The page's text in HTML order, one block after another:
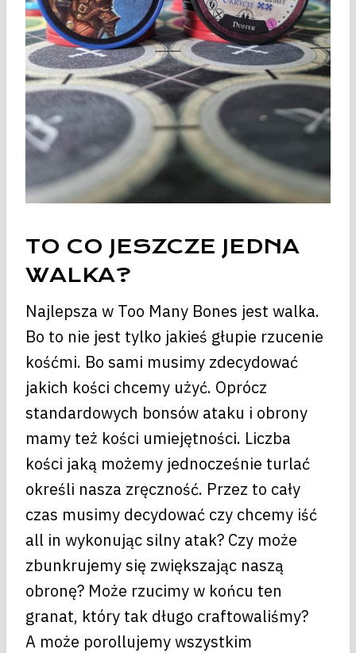
TO CO JESZCZE JEDNA
WALKA?
Najlepsza w Too Many Bones jest walka.
Bo to nie jest tylko jakieś głupie rzucenie
kośćmi. Bo sami musimy zdecydować
jakich kości chcemy użyć. Oprócz
standardowych bonsów ataku i obrony
mamy też kości umiejętności. Liczba
kości jaką możemy jednocześnie turlać
określi nasza zręczność. Przez to cały
czas musimy decydować czy chcemy iść
all in wykonując silny atak? Czy może
zbunkrujemy się zwiększając naszą
obronę? Może rzucimy w końcu ten
granat, który tak długo craftowaliśmy?
A może porollujemy wszystkim